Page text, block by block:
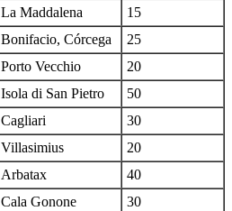
La Maddalena
15
Bonifacio, Córcega
25
Porto Vecchio
20
Isola di San Pietro
50
Cagliari
30
Villasimius
20
Arbatax
40
Cala Gonone
30